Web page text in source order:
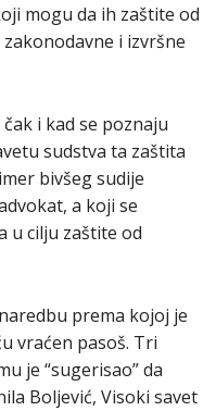
mogu da ih zaštite od
i izvršne
i kad se poznaju
sudstva ta zaštita
bivšeg sudije
a koji se
u cilju zaštite od
prema kojoj je
vraćen pasoš. Tri
je “sugerisao” da
Boljević, Visoki savet